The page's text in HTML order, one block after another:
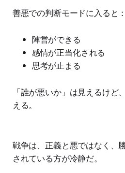
善悪での判断モードに入ると：
陣営ができる
感情が正当化される
思考が止まる
「誰が悪いか」は見えるけど
える。
戦争は、正義と悪ではなく、
されている方が冷静だ。